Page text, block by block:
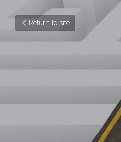
Return to site